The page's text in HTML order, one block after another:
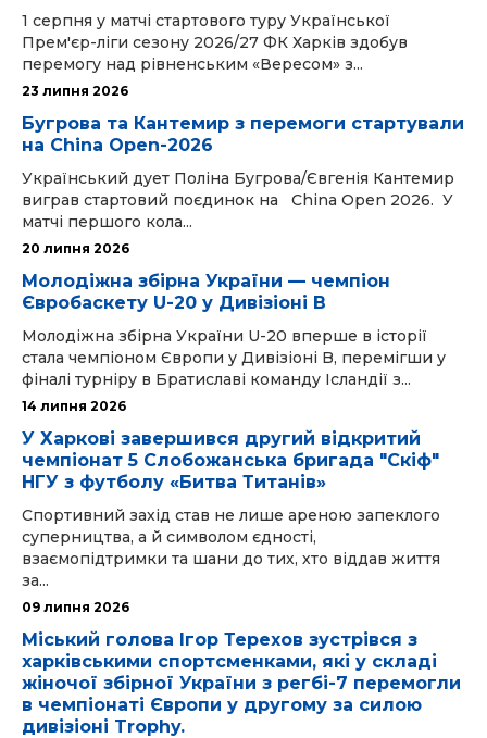
1 серпня у матчі стартового туру Української
Прем'єр-ліги сезону 2026/27 ФК Харків здобув
перемогу над рівненським «Вересом» з...
23 липня 2026
Бугрова та Кантемир з перемоги стартували
на China Open-2026
Український дует Поліна Бугрова/Євгенія Кантемир
виграв стартовий поєдинок на China Open 2026. У
матчі першого кола...
20 липня 2026
Молодіжна збірна України — чемпіон
Євробаскету U-20 у Дивізіоні B
Молодіжна збірна України U-20 вперше в історії
стала чемпіоном Європи у Дивізіоні B, перемігши у
фіналі турніру в Братиславі команду Ісландії з...
14 липня 2026
У Харкові завершився другий відкритий
чемпіонат 5 Слобожанська бригада "Скіф"
НГУ з футболу «Битва Титанів»
Спортивний захід став не лише ареною запеклого
суперництва, а й символом єдності,
взаємопідтримки та шани до тих, хто віддав життя
за...
09 липня 2026
Міський голова Ігор Терехов зустрівся з
харківськими спортсменками, які у складі
жіночої збірної України з регбі-7 перемогли
в чемпіонаті Європи у другому за силою
дивізіоні Trophy.